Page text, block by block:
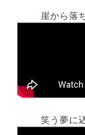
崖から落
笑う夢に